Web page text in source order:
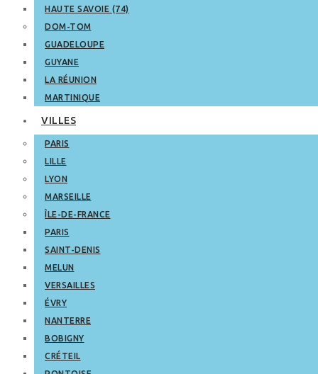
HAUTE SAVOIE (74)
DOM-TOM
GUADELOUPE
GUYANE
LA RÉUNION
MARTINIQUE
VILLES
PARIS
LILLE
LYON
MARSEILLE
ÎLE-DE-FRANCE
PARIS
SAINT-DENIS
MELUN
VERSAILLES
ÉVRY
NANTERRE
BOBIGNY
CRÉTEIL